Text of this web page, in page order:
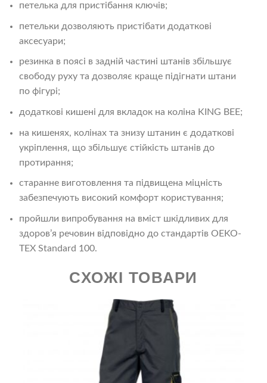
петелька для пристібання ключів;
петельки дозволяють пристібати додаткові
аксесуари;
резинка в поясі в задній частині штанів збільшує
свободу руху та дозволяє краще підігнати штани
по фігурі;
додаткові кишені для вкладок на коліна KING BEE;
на кишенях, колінах та знизу штанин є додаткові
укріплення, що збільшує стійкість штанів до
протирання;
старанне виготовлення та підвищена міцність
забезпечують високий комфорт користування;
пройшли випробування на вміст шкідливих для
здоров’я речовин відповідно до стандартів OEKO-
TEX Standard 100.
СХОЖІ ТОВАРИ